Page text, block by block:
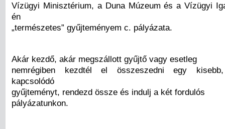
Vízügyi Minisztérium, a Duna Múzeum és a Vízügyi
én
„természetes” gyűjteményem c. pályázata.
Akár kezdő, akár megszállott gyűjtő vagy esetleg
nemrégiben kezdtél el összeszedni egy kisebb,
kapcsolódó
gyűjteményt, rendezd össze és indulj a két fordulós
pályázatunkon.